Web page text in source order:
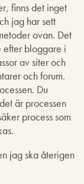
finns det inget
jag har sett
ovan. Det
efter bloggare i
av siter och
och forum.
Du
är processen
process som
jag ska återigen